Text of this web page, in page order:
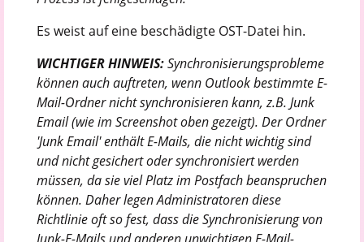
Es weist auf eine beschädigte OST-Datei hin.
WICHTIGER HINWEIS:Synchronisierungsprobleme
können auch auftreten, wenn Outlook bestimmte E-
Mail-Ordner nicht synchronisieren kann, z.B. Junk
Email (wie im Screenshot oben gezeigt). Der Ordner
'Junk Email' enthält E-Mails, die nicht wichtig sind
und nicht gesichert oder synchronisiert werden
müssen, da sie viel Platz im Postfach beanspruchen
können. Daher legen Administratoren diese
Richtlinie oft so fest, dass die Synchronisierung von
Junk-E-Mails und anderen unwichtigen E-Mail-